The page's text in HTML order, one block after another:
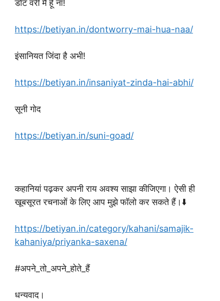
डोंट वरी मैं हूॅ॑ ना!
https://betiyan.in/dontworry-mai-hua-naa/
इंसानियत जिंदा है अभी!
https://betiyan.in/insaniyat-zinda-hai-abhi/
सूनी गोद
https://betiyan.in/suni-goad/
कहानियां पढ़कर अपनी राय अवश्य साझा कीजिएगा। ऐसी ही
खूबसूरत रचनाओं के लिए आप मुझे फॉलो कर सकते हैं।⬇️
https://betiyan.in/category/kahani/samajik-
kahaniya/priyanka-saxena/
#अपने_तो_अपने_होते_हैं
धन्यवाद।